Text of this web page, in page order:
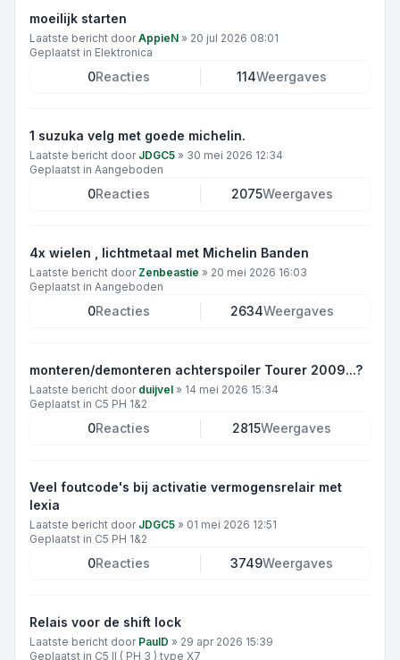
moeilijk starten
Laatste bericht doorAppieN » 20 jul 2026 08:01
Geplaatst in Elektronica
0Reacties 114Weergaves
1 suzuka velg met goede michelin.
Laatste bericht door JDGC5 » 30 mei 2026 12:34
Geplaatst in Aangeboden
0Reacties 2075Weergaves
4x wielen , lichtmetaal met Michelin Banden
Laatste bericht door Zenbeastie » 20 mei 2026 16:03
Geplaatst in Aangeboden
0Reacties 2634Weergaves
monteren/demonteren achterspoiler Tourer 2009...?
Laatste bericht door duijvel » 14 mei 2026 15:34
Geplaatst in C5 PH 1&2
0Reacties 2815Weergaves
Veel foutcode's bij activatie vermogensrelair met
lexia
Laatste bericht door JDGC5 » 01 mei 2026 12:51
Geplaatst in C5 PH 1&2
0Reacties 3749Weergaves
Relais voor de shift lock
Laatste bericht door PaulD » 29 apr 2026 15:39
Geplaatst in C5 II ( PH 3 ) type X7